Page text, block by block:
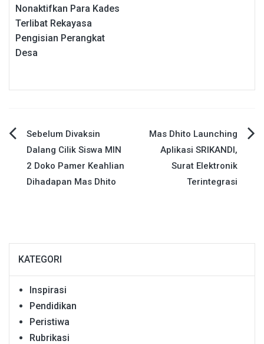
Nonaktifkan Para Kades
Terlibat Rekayasa
Pengisian Perangkat
Desa
Navigasi
pos
Sebelum Divaksin
Dalang Cilik Siswa MIN
2 Doko Pamer Keahlian
Dihadapan Mas Dhito
Mas Dhito Launching
Aplikasi SRIKANDI,
Surat Elektronik
Terintegrasi
KATEGORI
Inspirasi
Pendidikan
Peristiwa
Rubrikasi